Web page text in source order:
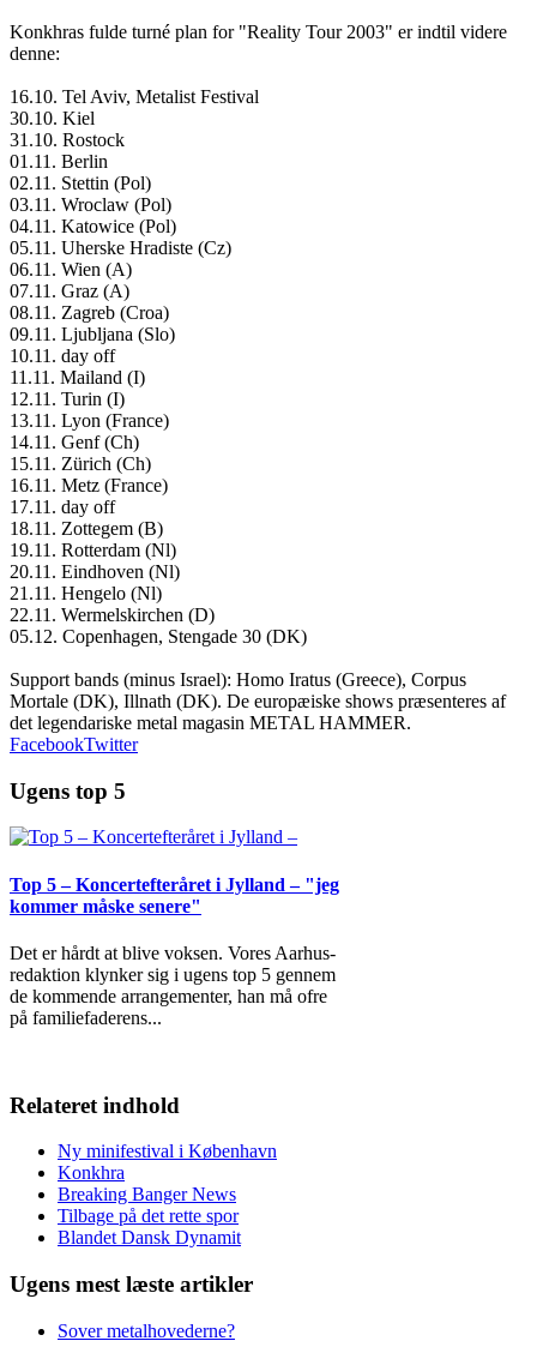
Konkhras fulde turné plan for "Reality Tour 2003" er indtil videre
denne:
16.10. Tel Aviv, Metalist Festival
30.10. Kiel
31.10. Rostock
01.11. Berlin
02.11. Stettin (Pol)
03.11. Wroclaw (Pol)
04.11. Katowice (Pol)
05.11. Uherske Hradiste (Cz)
06.11. Wien (A)
07.11. Graz (A)
08.11. Zagreb (Croa)
09.11. Ljubljana (Slo)
10.11. day off
11.11. Mailand (I)
12.11. Turin (I)
13.11. Lyon (France)
14.11. Genf (Ch)
15.11. Zürich (Ch)
16.11. Metz (France)
17.11. day off
18.11. Zottegem (B)
19.11. Rotterdam (Nl)
20.11. Eindhoven (Nl)
21.11. Hengelo (Nl)
22.11. Wermelskirchen (D)
05.12. Copenhagen, Stengade 30 (DK)
Support bands (minus Israel): Homo Iratus (Greece), Corpus
Mortale (DK), Illnath (DK). De europæiske shows præsenteres af
det legendariske metal magasin METAL HAMMER.
FacebookTwitter
Ugens top 5
Top 5 – Koncertefteråret i Jylland – "jeg
kommer måske senere"
Det er hårdt at blive voksen. Vores Aarhus-
redaktion klynker sig i ugens top 5 gennem
de kommende arrangementer, han må ofre
på familiefaderens...
Relateret indhold
Ny minifestival i København
Konkhra
Breaking Banger News
Tilbage på det rette spor
Blandet Dansk Dynamit
Ugens mest læste artikler
Sover metalhovederne?